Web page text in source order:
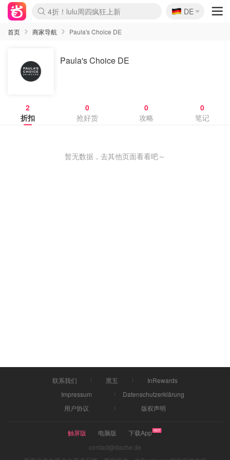
Boticinal 夏促开抢！
4折！lulu周四疯狂上新
还没结束！&OtherStories大促
Joybuy变相75折 随时失效
速领！Stanley独家85折
疑似霸哥！Camper额外叠85折
Zalando 奥莱闪促！每日更新
Moncler反季囤！5折起+叠9折
Coach Brooklyn仅€192
🇩🇪
DE
首页 商家导航 Paula's Choice DE
Paula's Choice DE
2
折扣
0
抢好货
0
攻略
0
笔记
暂无数据，去其他页面看看吧～
联系我们 黑五
InRewards
Impressum
Datenschutzerklärung
用户协议
版权声明
触屏版 电脑版
下载App
contact@dazhe.de